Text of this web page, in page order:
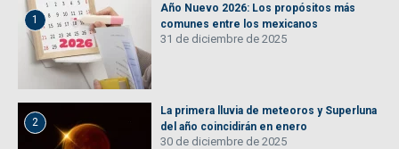
1
Año Nuevo 2026: Los propósitos más
comunes entre los mexicanos
31 de diciembre de 2025
2
La primera lluvia de meteoros y Superluna
del año coincidirán en enero
30 de diciembre de 2025